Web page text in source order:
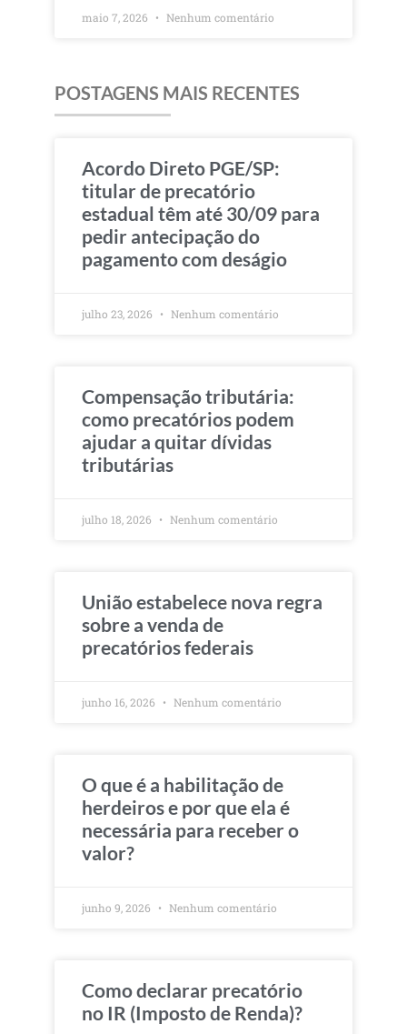
maio 7, 2026 Nenhum comentário
POSTAGENS MAIS RECENTES
Acordo Direto PGE/SP:
titular de precatório
estadual têm até 30/09 para
pedir antecipação do
pagamento com deságio
julho 23, 2026 Nenhum comentário
Compensação tributária:
como precatórios podem
ajudar a quitar dívidas
tributárias
julho 18, 2026 Nenhum comentário
União estabelece nova regra
sobre a venda de
precatórios federais
junho 16, 2026 Nenhum comentário
O que é a habilitação de
herdeiros e por que ela é
necessária para receber o
valor?
junho 9, 2026 Nenhum comentário
Como declarar precatório
no IR (Imposto de Renda)?